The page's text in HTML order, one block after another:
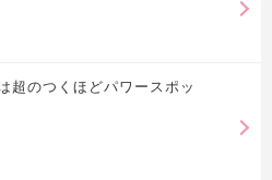
超のつくほどパワースポッ